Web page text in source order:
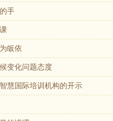
手
皈依
变化问题态度
慧国际培训机构的开示